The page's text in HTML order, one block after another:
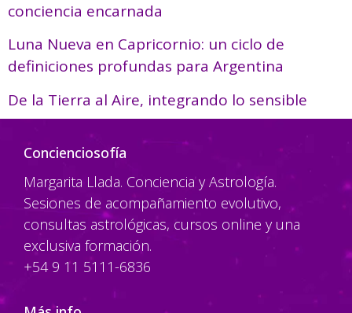
conciencia encarnada
Luna Nueva en Capricornio: un ciclo de
definiciones profundas para Argentina
De la Tierra al Aire, integrando lo sensible
Concienciosofía
Margarita Llada. Conciencia y Astrología.
Sesiones de acompañamiento evolutivo,
consultas astrológicas, cursos online y una
exclusiva formación.
+54 9 11 5111-6836